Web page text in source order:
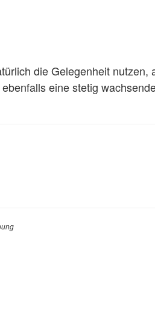
die Gelegenheit nutzen,
eine stetig